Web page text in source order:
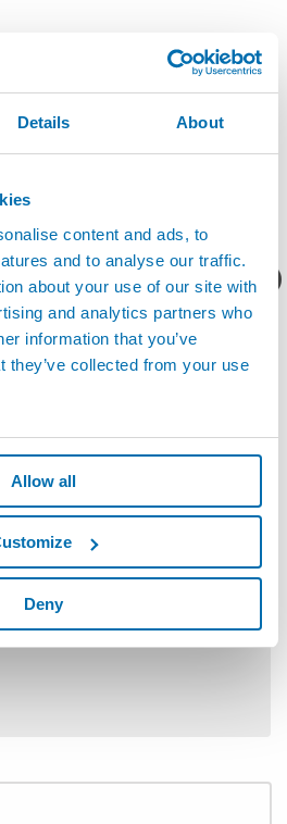
Details About
content and ads, to
and to analyse our traffic.
about your use of our site with
and analytics partners who
information that you’ve
they’ve collected from your use
Allow all
Deny
围: *
用
产线）
您想要了解什么呢？